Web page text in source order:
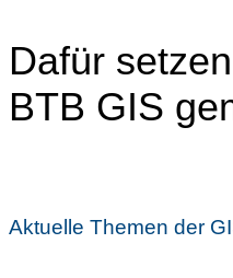
Dafür
BTB GIS
Aktuelle Themen der